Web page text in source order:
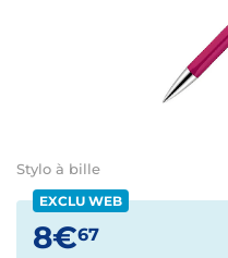
Stylo à bille
EXCLU WEB
8€67